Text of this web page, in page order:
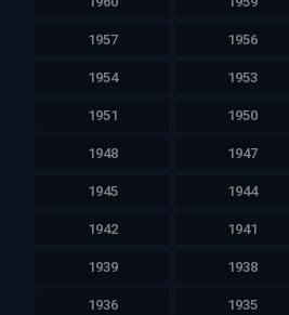
1957 1956
1954 1953
1951 1950
1948 1947
1945 1944
1942 1941
1939 1938
1936 1935